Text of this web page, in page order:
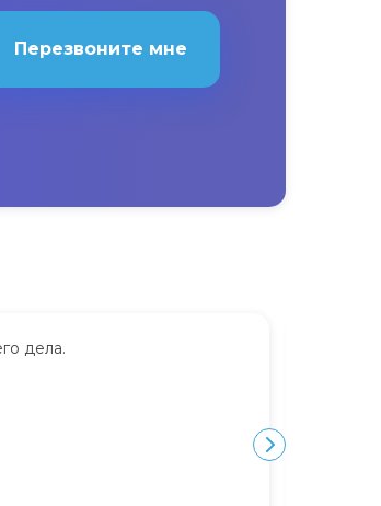
Перезвоните мне
дела.